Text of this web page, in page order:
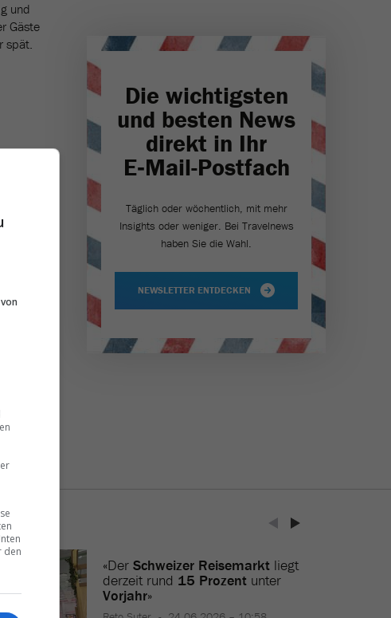
und
Gäste
spät.
Die wichtigsten
und besten News
direkt in Ihr
E‑Mail-Postfach
Täglich oder wöchentlich, mit mehr
Insights oder weniger. Bei Travel­news
haben Sie die Wahl.
NEWSLETTER ENTDECKEN
«Der Schweizer Reisemarkt liegt
derzeit rund 15 Prozent unter
Vorjahr»
den